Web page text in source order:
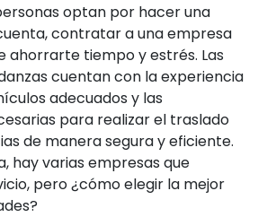
optan por hacer una
contratar a una empresa
ahorrarte tiempo y estrés. Las
cuentan con la experiencia
adecuados y las
para realizar el traslado
de manera segura y eficiente.
hay varias empresas que
pero ¿cómo elegir la mejor